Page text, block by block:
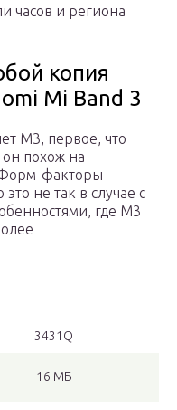
часов и региона
копия
Mi Band 3
M3, первое, что
он похож на
Форм-факторы
не так в случае с
где M3
3431Q
16 МБ